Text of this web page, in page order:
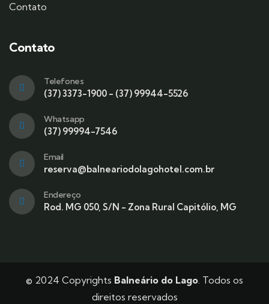
Contato
Contato
Telefones
(37) 3373-1900 - (37) 99944-5526
Whatsapp
(37) 99994-7546
Email
reserva@balneariodolagohotel.com.br
Endereço
Rod. MG 050, S/N - Zona Rural Capitólio, MG
© 2024 Copyrights Balneário do Lago. Todos os
direitos reservados